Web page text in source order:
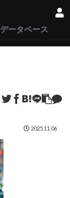
ータベース
2025.11.06